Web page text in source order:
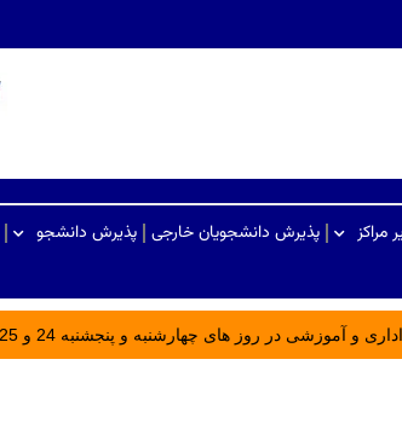
مراکز پذیرش دانشجویان خارجی پذیرش دانشجو
در روز های چهارشنبه و پنجشنبه 24 و 25 تیر ماه 1405